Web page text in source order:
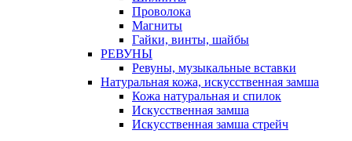
Проволока
Магниты
Гайки, винты, шайбы
РЕВУНЫ
Ревуны, музыкальные вставки
Натуральная кожа, искусственная замша
Кожа натуральная и спилок
Искусственная замша
Искусственная замша стрейч